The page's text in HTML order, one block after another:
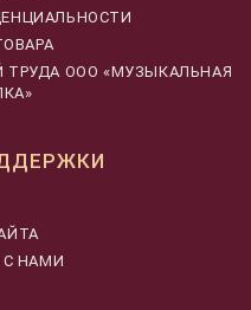
ТРУДА ООО «МУЗЫКАЛЬНАЯ
С НАМИ